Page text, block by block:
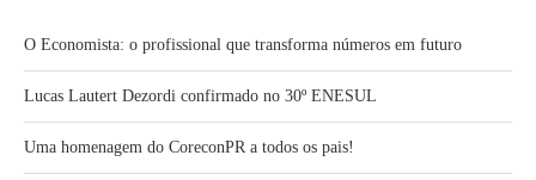
O Economista: o profissional que transforma números em futuro
Lucas Lautert Dezordi confirmado no 30º ENESUL
Uma homenagem do CoreconPR a todos os pais!